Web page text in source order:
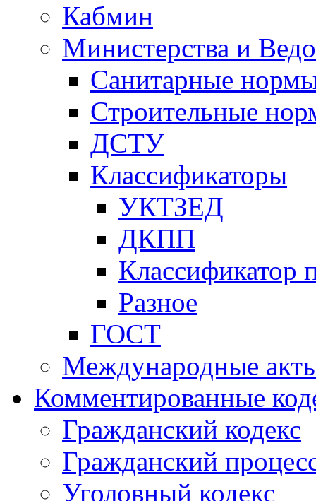
Кабмин
Министерства и
Санитарные
Строительные
ДСТУ
Классификаторы
УКТЗЕД
ДКПП
Классификатор
Разное
ГОСТ
Международные
Комментированные
Гражданский кодекс
Гражданский
Уголовный кодекс